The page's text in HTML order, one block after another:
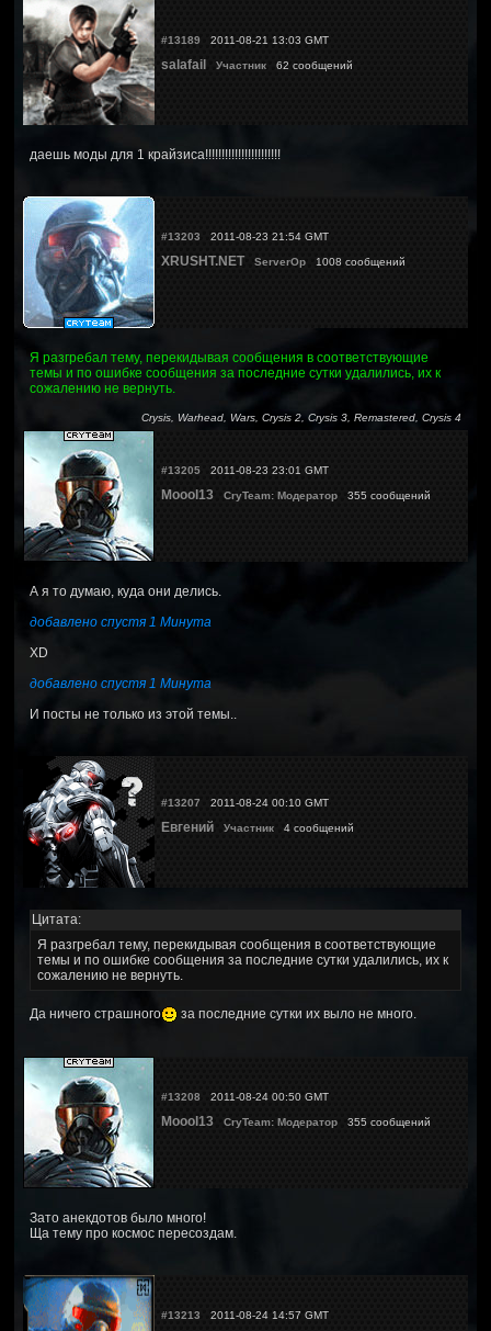
#13189 2011-08-21 13:03 GMT
salafail Участник 62 сообщений
даешь моды для 1 крайзиса!!!!!!!!!!!!!!!!!!!!!!!
#13203 2011-08-23 21:54 GMT
XRUSHT.NET ServerOp 1008 сообщений
Я разгребал тему, перекидывая сообщения в соответствующие
темы и по ошибке сообщения за последние сутки удалились, их к
сожалению не вернуть.
Crysis, Warhead, Wars, Crysis 2, Crysis 3, Remastered, Crysis 4
#13205 2011-08-23 23:01 GMT
Moool13 CryTeam: Модератор 355 сообщений
А я то думаю, куда они делись.
добавлено спустя 1 Минута
XD
добавлено спустя 1 Минута
И посты не только из этой темы..
#13207 2011-08-24 00:10 GMT
Евгений Участник 4 сообщений
Цитата:
Я разгребал тему, перекидывая сообщения в соответствующие
темы и по ошибке сообщения за последние сутки удалились, их к
сожалению не вернуть.
Да ничего страшного за последние сутки их выло не много.
#13208 2011-08-24 00:50 GMT
Moool13 CryTeam: Модератор 355 сообщений
Зато анекдотов было много!
Ща тему про космос пересоздам.
#13213 2011-08-24 14:57 GMT